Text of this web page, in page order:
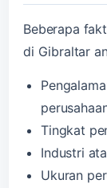
Beberapa
di Gibraltar
Tingkat
Industri
Ukuran